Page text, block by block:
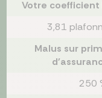
Votre
3,81
Malus sur
250